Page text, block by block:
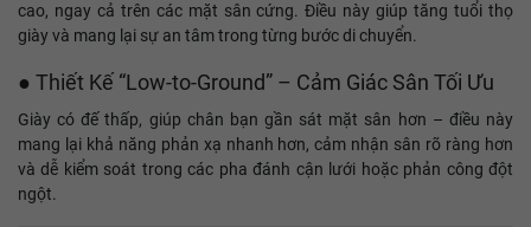
cao, ngay cả trên các mặt sân cứng. Điều này giúp tăng tuổi thọ
giày và mang lại sự an tâm trong từng bước di chuyển.
● Thiết Kế “Low-to-Ground” – Cảm Giác Sân Tối Ưu
Giày có đế thấp, giúp chân bạn gần sát mặt sân hơn – điều này
mang lại khả năng phản xạ nhanh hơn, cảm nhận sân rõ ràng hơn
và dễ kiểm soát trong các pha đánh cận lưới hoặc phản công đột
ngột.